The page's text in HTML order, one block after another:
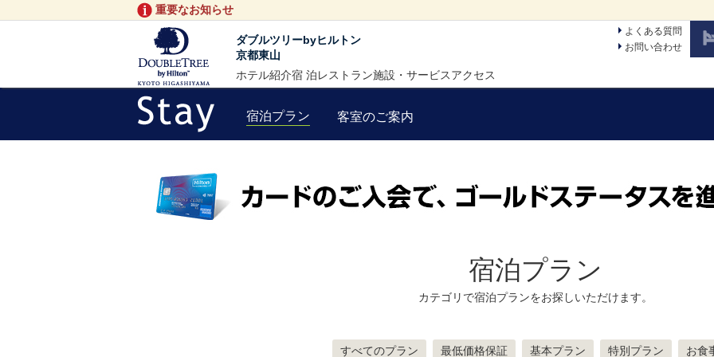
重要なお知らせ
ダブルツリーbyヒルトン
京都東山
よくある質問
お問い合わせ
ホテル紹介宿 泊レストラン施設・サービスアクセス
宿泊プラン 客室のご案内
宿泊プラン
カテゴリで宿泊プランをお探しいただけます。
すべてのプラン 最低価格保証 基本プラン 特別プラン お食